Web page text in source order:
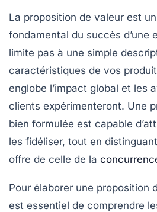
La proposition de valeur est
fondamental du succès d’une
limite pas à une simple
caractéristiques de vos
englobe l’impact global et les
clients expérimenteront. Une
bien formulée est capable
les fidéliser, tout en
offre de celle de la
Pour élaborer une proposition
est essentiel de comprendre